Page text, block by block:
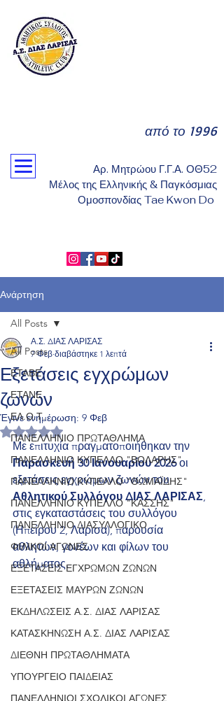
από το 1996
Αρ. Μητρώου Γ.Γ.Α. ΟΘ52
Μέλος της Ελληνικής & Παγκόσμιας
Ομοσπονδίας Tae Kwon Do
Ανάρτηση
All Posts
ΕΤΑΒΕ
ΕΤΑΝΕ
ΕΛ.Ο.Τ.
ΠΑΝΕΛΛΗΝΙΟ ΠΡΩΤΑΘΛΗΜΑ
ΠΑΝΕΛΛΗΝΙΟ ΚΥΠΕΛΛΟ "ΒΟΛΑΡΗΣ"
ΠΑΝΕΛΛΗΝΙΟ ΚΥΠΕΛΛΟ "ΘΩΜΑΪΔΗΣ"
ΠΑΝΕΛΛΗΝΙΟ ΚΥΠΕΛΛΟ "ΚΑΣΣΗΣ"
ΠΑΝΕΛΛΗΝΙΟ ΔΙΑΣΥΛΛΟΓΙΚΟ
ΦΙΛΙΚΟΙ ΑΓΩΝΕΣ
ΕΞΕΤΑΣΕΙΣ ΕΓΧΡΩΜΩΝ ΖΩΝΩΝ
ΕΞΕΤΑΣΕΙΣ ΜΑΥΡΩΝ ΖΩΝΩΝ
ΕΚΔΗΛΩΣΕΙΣ Α.Σ. ΔΙΑΣ ΛΑΡΙΣΑΣ
ΚΑΤΑΣΚΗΝΩΣΗ Α.Σ. ΔΙΑΣ ΛΑΡΙΣΑΣ
ΔΙΕΘΝΗ ΠΡΩΤΑΘΛΗΜΑΤΑ
ΥΠΟΥΡΓΕΙΟ ΠΑΙΔΕΙΑΣ
ΠΑΝΕΛΛΗΝΙΟΙ ΣΧΟΛΙΚΟΙ ΑΓΩΝΕΣ
All Posts
Εξετάσεις εγχρώμων
ζωνών
Α.Σ. ΔΙΑΣ ΛΑΡΙΣΑΣ
7 Φεβ διαβάστηκε 1 λεπτά
Έγινε ενημέρωση: 9 Φεβ
Βαθμολογήθηκε με NaN από 5 αστέρια.
Με επιτυχία πραγματοποιήθηκαν την
Παρασκευή 30 Ιανουαρίου 2026 οι
εξετάσεις εγχρώμων ζωνών του
Αθλητικού Συλλόγου ΔΙΑΣ ΛΑΡΙΣΑΣ,
στις εγκαταστάσεις του συλλόγου
(Ηπείρου 2, Λάρισα), παρουσία
αθλητών, γονέων και φίλων του
αθλήματος.